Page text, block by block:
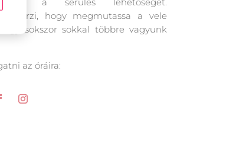
azt érzi, hogy megmutassa a vele
sokszor sokkal többre vagyunk
az óráira: